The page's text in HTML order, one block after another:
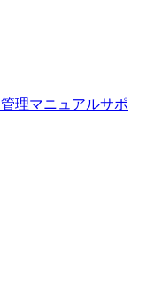
管理マニュアルサポ